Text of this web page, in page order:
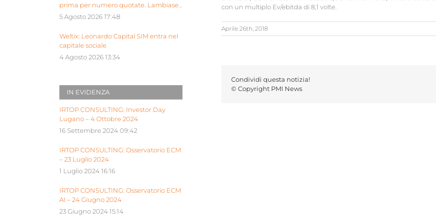
con un multiplo Ev/ebitda di 8,1 volte.
Aprile 26th, 2018
Condividi questa notizia!
© Copyright PMI News
prima per numero quotate. Lambiase:
“Milano piattaforma europea Siu”
5 Agosto 2026 17:48
Weltix: Leonardo Capital SIM entra nel
capitale sociale
4 Agosto 2026 13:34
IN EVIDENZA
IRTOP CONSULTING: Investor Day
Lugano – 4 Ottobre 2024
16 Settembre 2024 09:42
IRTOP CONSULTING: Osservatorio ECM
– 23 Luglio 2024
1 Luglio 2024 16:16
IRTOP CONSULTING: Osservatorio ECM
AI – 24 Giugno 2024
23 Giugno 2024 15:14